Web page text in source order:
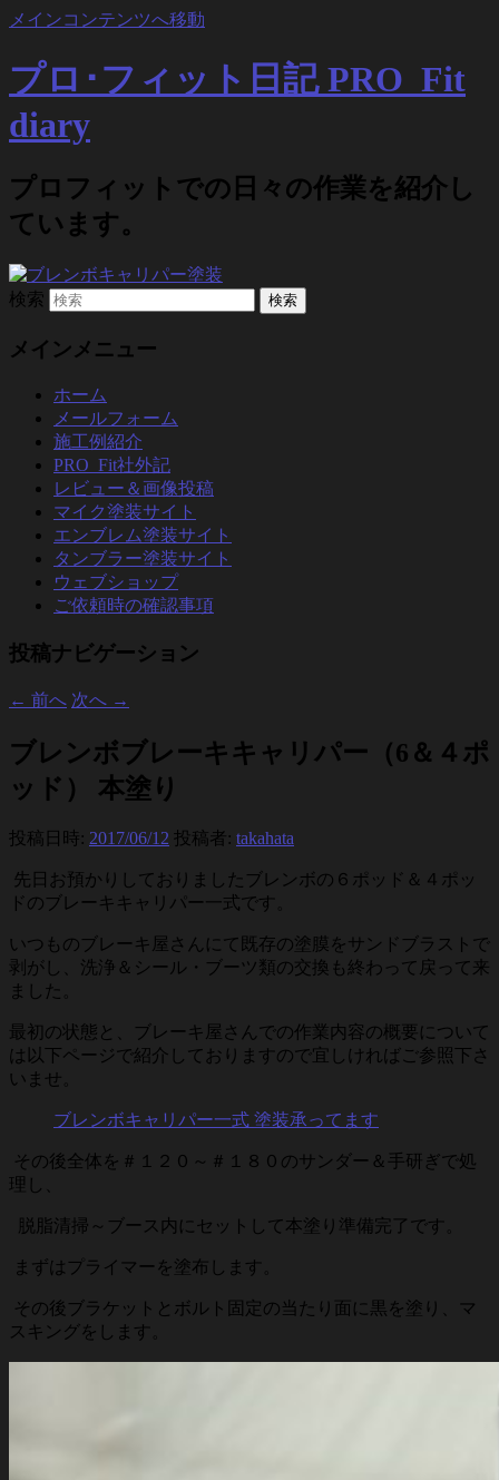
メインコンテンツへ移動
プロ･フィット日記 PRO_Fit
diary
プロフィットでの日々の作業を紹介し
ています。
検索
メインメニュー
ホーム
メールフォーム
施工例紹介
PRO_Fit社外記
レビュー＆画像投稿
マイク塗装サイト
エンブレム塗装サイト
タンブラー塗装サイト
ウェブショップ
ご依頼時の確認事項
投稿ナビゲーション
← 前へ 次へ →
ブレンボブレーキキャリパー（6＆４ポ
ッド） 本塗り
投稿日時: 2017/06/12 投稿者: takahata
先日お預かりしておりましたブレンボの６ポッド＆４ポッ
ドのブレーキキャリパー一式です。
いつものブレーキ屋さんにて既存の塗膜をサンドブラストで
剥がし、洗浄＆シール・ブーツ類の交換も終わって戻って来
ました。
最初の状態と、ブレーキ屋さんでの作業内容の概要について
は以下ページで紹介しておりますので宜しければご参照下さ
いませ。
ブレンボキャリパー一式 塗装承ってます
その後全体を＃１２０～＃１８０のサンダー＆手研ぎで処
理し、
脱脂清掃～ブース内にセットして本塗り準備完了です。
まずはプライマーを塗布します。
その後ブラケットとボルト固定の当たり面に黒を塗り、マ
スキングをします。